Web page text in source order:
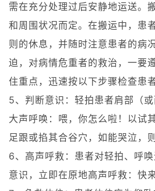
需在充分处理过后安静地运送。
和周围状况而定。在搬运中，患
则的休息，并随时注意患者的病
迫，对病情危重者的救治，一要
住重点，迅速按以下步骤检查患者
5、判断意识：轻拍患者肩部（
大声呼唤：喂，你怎么啦！以试
足跟或掐其合谷穴，如能哭泣，
6、高声呼救：患者对轻拍、呼
意识，立即在原地高声呼救：快